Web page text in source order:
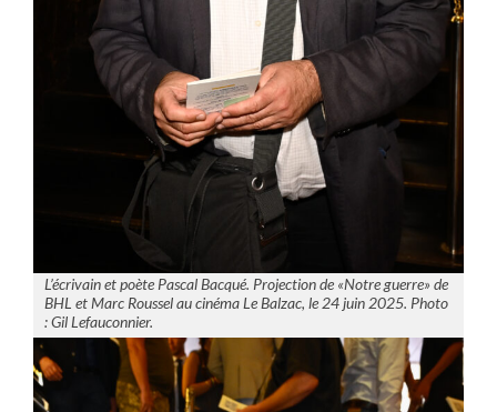
L’écrivain et poète Pascal Bacqué. Projection de «Notre guerre» de
BHL et Marc Roussel au cinéma Le Balzac, le 24 juin 2025. Photo
: Gil Lefauconnier.